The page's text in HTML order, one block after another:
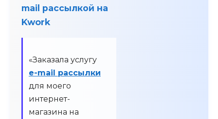
mail рассылкой на
Kwork
«Заказала услугу
e-mail рассылки
для моего
интернет-
магазина на